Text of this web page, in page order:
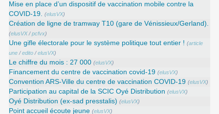
Mise en place d’un dispositif de vaccination mobile contre la
COVID-19. (elusVX)
Création de ligne de tramway T10 (gare de Vénissieux/Gerland).
(elusVX/pcfvx)
Une gifle électorale pour le système politique tout entier ! (article
une /edito /elusVX)
Le chiffre du mois : 27 000 (elusVX)
Financement du centre de vaccination covid-19 (elusVX)
Convention ARS‑Ville du centre de vaccination COVID‑19 (elusVX)
Participation au capital de la SCIC Oyé Distribution (elusVX)
Oyé Distribution (ex-sad presstalis) (elusVX)
Point accueil écoute jeune (elusVX)